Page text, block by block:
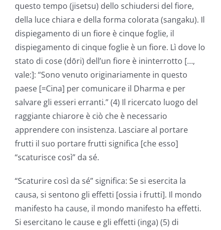
questo tempo (jisetsu) dello schiudersi del fiore,
della luce chiara e della forma colorata (sangaku). Il
dispiegamento di un fiore è cinque foglie, il
dispiegamento di cinque foglie è un fiore. Lì dove lo
stato di cose (dōri) dell’un fiore è ininterrotto […,
vale:]: “Sono venuto originariamente in questo
paese [=Cina] per comunicare il Dharma e per
salvare gli esseri erranti.” (4) Il ricercato luogo del
raggiante chiarore è ciò che è necessario
apprendere con insistenza. Lasciare al portare
frutti il suo portare frutti significa [che esso]
“scaturisce così” da sé.
“Scaturire così da sé” significa: Se si esercita la
causa, si sentono gli effetti [ossia i frutti]. Il mondo
manifesto ha cause, il mondo manifesto ha effetti.
Si esercitano le cause e gli effetti (inga) (5) di